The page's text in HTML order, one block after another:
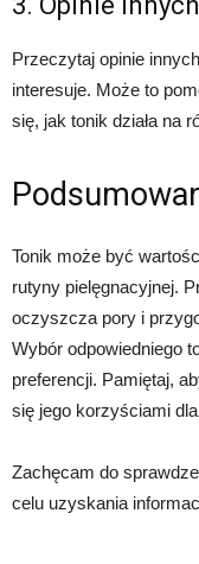
Przeczytaj opinie
interesuje. Może to
się, jak tonik działa na
Tonik może być
rutyny pielęgnacyjnej.
oczyszcza pory i
Wybór odpowiedniego
preferencji. Pamiętaj,
się jego korzyściami
Zachęcam do
celu uzyskania